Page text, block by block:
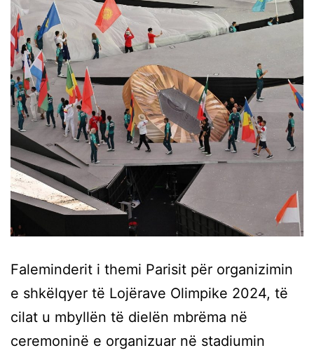
Faleminderit i themi Parisit për organizimin
e shkëlqyer të Lojërave Olimpike 2024, të
cilat u mbyllën të dielën mbrëma në
ceremoninë e organizuar në stadiumin